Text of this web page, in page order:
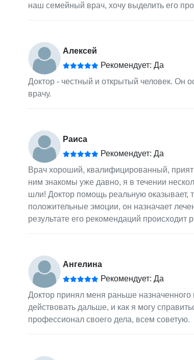
наш семейный врач, хочу выделить его
Алексей
Рекомендует: Да
Доктор - честный и открытый человек. Он
врачу.
Раиса
Рекомендует: Да
Врач хороший, квалифицированный,
ним знакомы уже давно, я в течении
шли! Доктор помощь реальную оказывает,
положительные эмоции, он назначает
результате его рекомендаций
Ангелина
Рекомендует: Да
Доктор принял меня раньше
действовать дальше, и как я могу
профессионал своего дела, всем советую.